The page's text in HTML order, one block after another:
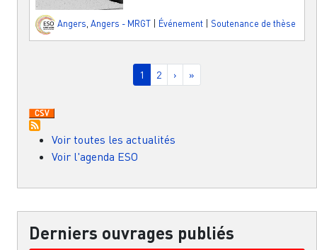
Angers Angers - MRGT Événement Soutenance de thèse
Page courante
1 Page
2 Page suivante
› Dernière page
»
Voir toutes les actualités
Voir l'agenda ESO
Derniers ouvrages publiés